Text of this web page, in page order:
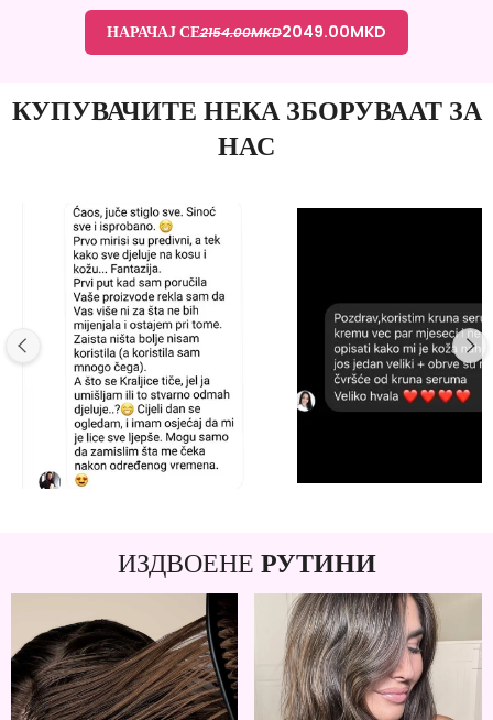
НАРАЧАЈ СЕ2154.00MKD2049.00MKD
КУПУВАЧИТЕ НЕКА ЗБОРУВААТ ЗА
НАС
ИЗДВОЕНЕ РУТИНИ